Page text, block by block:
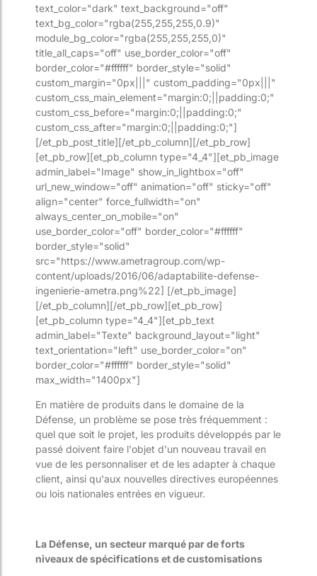
text_color="dark" text_background="off"
text_bg_color="rgba(255,255,255,0.9)"
module_bg_color="rgba(255,255,255,0)"
title_all_caps="off" use_border_color="off"
border_color="#ffffff" border_style="solid"
custom_margin="0px|||" custom_padding="0px|||"
custom_css_main_element="margin:0;||padding:0;"
custom_css_before="margin:0;||padding:0;"
custom_css_after="margin:0;||padding:0;"]
[/et_pb_post_title][/et_pb_column][/et_pb_row]
[et_pb_row][et_pb_column type="4_4"][et_pb_image
admin_label="Image" show_in_lightbox="off"
url_new_window="off" animation="off" sticky="off"
align="center" force_fullwidth="on"
always_center_on_mobile="on"
use_border_color="off" border_color="#ffffff"
border_style="solid"
src="https://www.ametragroup.com/wp-
content/uploads/2016/06/adaptabilite-defense-
ingenierie-ametra.png%22] [/et_pb_image]
[/et_pb_column][/et_pb_row][et_pb_row]
[et_pb_column type="4_4"][et_pb_text
admin_label="Texte" background_layout="light"
text_orientation="left" use_border_color="on"
border_color="#ffffff" border_style="solid"
max_width="1400px"]
En matière de produits dans le domaine de la
Défense, un problème se pose très fréquemment :
quel que soit le projet, les produits développés par le
passé doivent faire l'objet d'un nouveau travail en
vue de les personnaliser et de les adapter à chaque
client, ainsi qu'aux nouvelles directives européennes
ou lois nationales entrées en vigueur.
La Défense, un secteur marqué par de forts
niveaux de spécifications et de customisations